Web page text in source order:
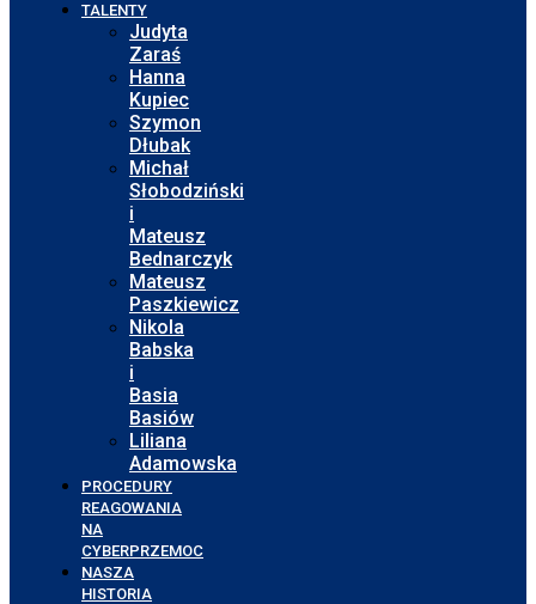
TALENTY
Judyta
Zaraś
Hanna
Kupiec
Szymon
Dłubak
Michał
Słobodziński
i
Mateusz
Bednarczyk
Mateusz
Paszkiewicz
Nikola
Babska
i
Basia
Basiów
Liliana
Adamowska
PROCEDURY
REAGOWANIA
NA
CYBERPRZEMOC
NASZA
HISTORIA